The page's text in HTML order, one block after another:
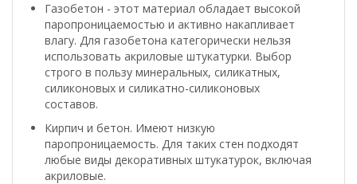
Газобетон - этот материал обладает высокой
паропроницаемостью и активно накапливает
влагу. Для газобетона категорически нельзя
использовать акриловые штукатурки. Выбор
строго в пользу минеральных, силикатных,
силиконовых и силикатно-силиконовых
составов.
Кирпич и бетон. Имеют низкую
паропроницаемость. Для таких стен подходят
любые виды декоративных штукатурок, включая
акриловые.